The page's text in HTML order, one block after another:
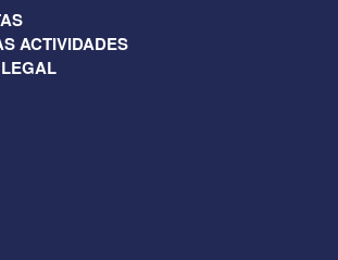
ACTIVIDADES